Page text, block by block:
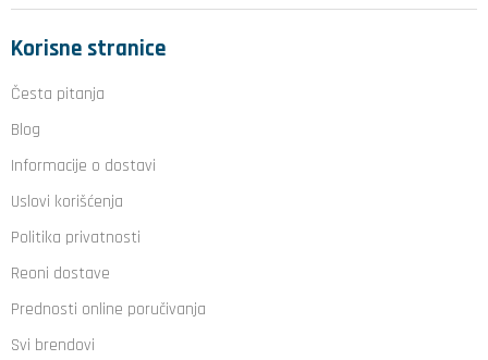
Korisne stranice
Česta pitanja
Blog
Informacije o dostavi
Uslovi korišćenja
Politika privatnosti
Reoni dostave
Prednosti online poručivanja
Svi brendovi